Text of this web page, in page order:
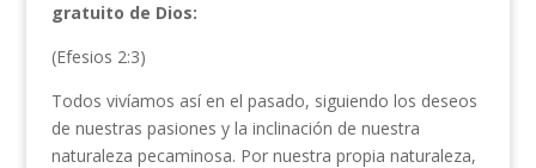
gratuito de Dios:
(Efesios 2:3)
Todos vivíamos así en el pasado, siguiendo los deseos
de nuestras pasiones y la inclinación de nuestra
naturaleza pecaminosa. Por nuestra propia naturaleza,